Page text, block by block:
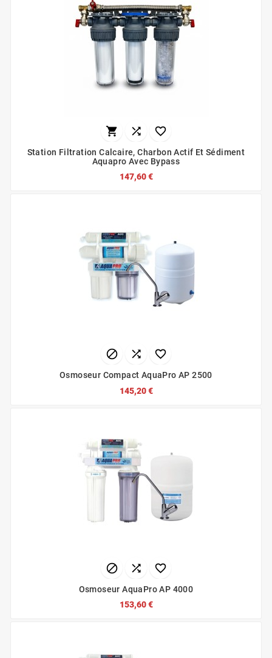
  
Station Filtration Calcaire, Charbon Actif Et Sédiment
Aquapro Avec Bypass
147,60 €
  
Osmoseur Compact AquaPro AP 2500
145,20 €
  
Osmoseur AquaPro AP 4000
153,60 €